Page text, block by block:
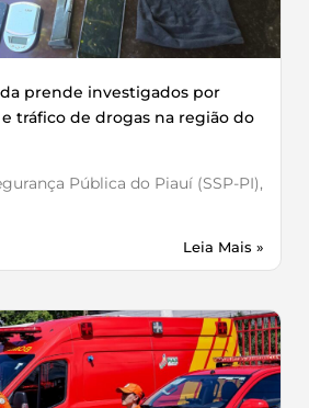
prende investigados por
tráfico de drogas na região do
Pública do Piauí (SSP-PI),
Leia Mais »